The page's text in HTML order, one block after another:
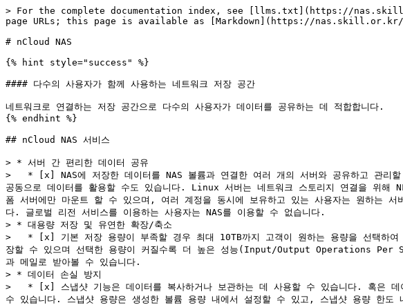
> For the complete documentation index, see [llms.txt](https://
page URLs; this page is available as [Markdown](https://nas.skill.or.kr/
# nCloud NAS
{% hint style="success" %}
#### 다수의 사용자가 함께 사용하는 네트워크 저장 공간
네트워크로 연결하는 저장 공간으로 다수의 사용자가 데이터를 공유하는 데 적합합니다.
{% endhint %}
## nCloud NAS 서비스
> * 서버 간 편리한 데이터 공유
>   * [x] NAS에 저장한 데이터를 NAS 볼륨과 연결한 여러 개의 서버와 공유하고 관리
공동으로 데이터를 활용할 수도 있습니다. Linux 서버는 네트워크 스토리지 연결을 위해
폼 서버에만 마운트 할 수 있으며, 여러 계정을 동시에 보유하고 있는 사용자는 원하는
다. 글로벌 리전 서비스를 이용하는 사용자는 NAS를 이용할 수 없습니다.
> * 대용량 저장 및 유연한 확장/축소
>   * [x] 기본 저장 용량이 부족할 경우 최대 10TB까지 고객이 원하는 용량을 선택하여
장할 수 있으며 선택한 용량이 커질수록 더 높은 성능(Input/Output Operations Per
과 메일로 받아볼 수 있습니다.
> * 데이터 손실 방지
>   * [x] 스냅샷 기능은 데이터를 복사하거나 보관하는 데 사용할 수 있습니다. 혹은 데
수 있습니다. 스냅샷 용량은 생성한 볼륨 용량 내에서 설정할 수 있고, 스냅샷 용량 한도